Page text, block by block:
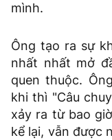
mình.
Ông tạo ra sự
nhất nhất mở
quen thuộc.
khi thì "Câu
xảy ra từ bao
kể lại, vẫn được